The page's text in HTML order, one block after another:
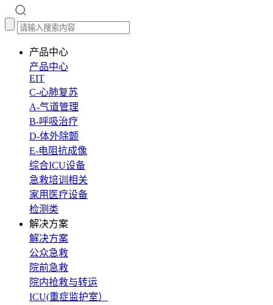
产品中心
产品中心
EIT
C-心肺复苏
A-气道管理
B-呼吸治疗
D-体外除颤
E-电阻抗成像
综合ICU设备
急救培训相关
家用医疗设备
检测类
解决方案
解决方案
公众急救
院前急救
院内抢救与转运
ICU(重症监护室）